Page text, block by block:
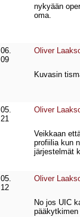
nykyään
oma.
Oliver
Kuvasin
Oliver
Veikkaan
profiilia kun
järjestelmät
Oliver
No jos UIC